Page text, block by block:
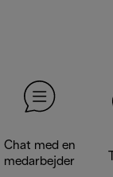
Chat med en
medarbejder